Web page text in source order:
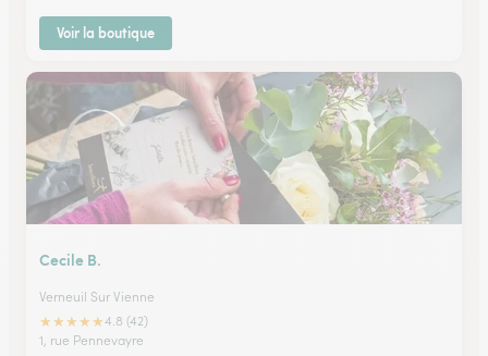
Voir la boutique
Cecile B.
Verneuil Sur Vienne
★★★★★4.8 (42)
1, rue Pennevayre